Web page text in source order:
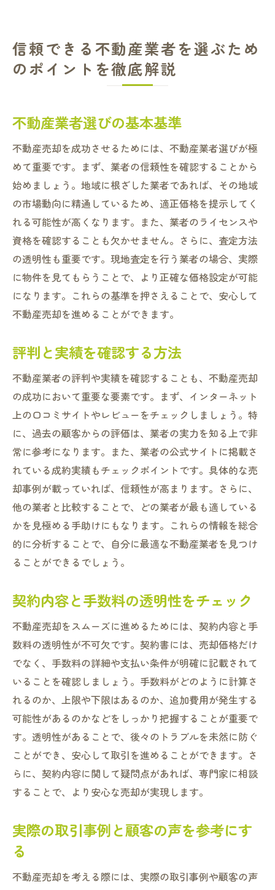
信頼できる不動産業者を選ぶため
のポイントを徹底解説
不動産業者選びの基本基準
不動産売却を成功させるためには、不動産業者選びが極
めて重要です。まず、業者の信頼性を確認することから
始めましょう。地域に根ざした業者であれば、その地域
の市場動向に精通しているため、適正価格を提示してく
れる可能性が高くなります。また、業者のライセンスや
資格を確認することも欠かせません。さらに、査定方法
の透明性も重要です。現地査定を行う業者の場合、実際
に物件を見てもらうことで、より正確な価格設定が可能
になります。これらの基準を押さえることで、安心して
不動産売却を進めることができます。
評判と実績を確認する方法
不動産業者の評判や実績を確認することも、不動産売却
の成功において重要な要素です。まず、インターネット
上の口コミサイトやレビューをチェックしましょう。特
に、過去の顧客からの評価は、業者の実力を知る上で非
常に参考になります。また、業者の公式サイトに掲載さ
れている成約実績もチェックポイントです。具体的な売
却事例が載っていれば、信頼性が高まります。さらに、
他の業者と比較することで、どの業者が最も適している
かを見極める手助けにもなります。これらの情報を総合
的に分析することで、自分に最適な不動産業者を見つけ
ることができるでしょう。
契約内容と手数料の透明性をチェック
不動産売却をスムーズに進めるためには、契約内容と手
数料の透明性が不可欠です。契約書には、売却価格だけ
でなく、手数料の詳細や支払い条件が明確に記載されて
いることを確認しましょう。手数料がどのように計算さ
れるのか、上限や下限はあるのか、追加費用が発生する
可能性があるのかなどをしっかり把握することが重要で
す。透明性があることで、後々のトラブルを未然に防ぐ
ことができ、安心して取引を進めることができます。さ
らに、契約内容に関して疑問点があれば、専門家に相談
することで、より安心な売却が実現します。
実際の取引事例と顧客の声を参考にす
る
不動産売却を考える際には、実際の取引事例や顧客の声